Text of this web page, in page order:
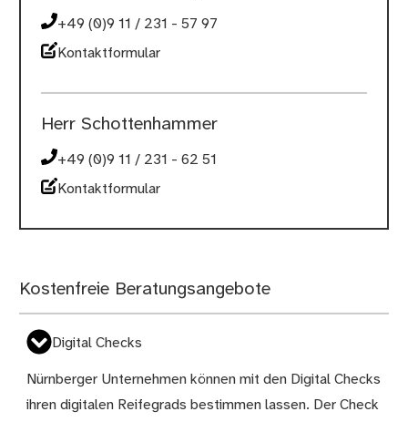
+49 (0)9 11 / 231 - 57 97
Kontaktformular
Herr Schottenhammer
+49 (0)9 11 / 231 - 62 51
Kontaktformular
Kostenfreie Beratungsangebote
Digital Checks
Nürnberger Unternehmen können mit den Digital Checks
ihren digitalen Reifegrads bestimmen lassen. Der Check